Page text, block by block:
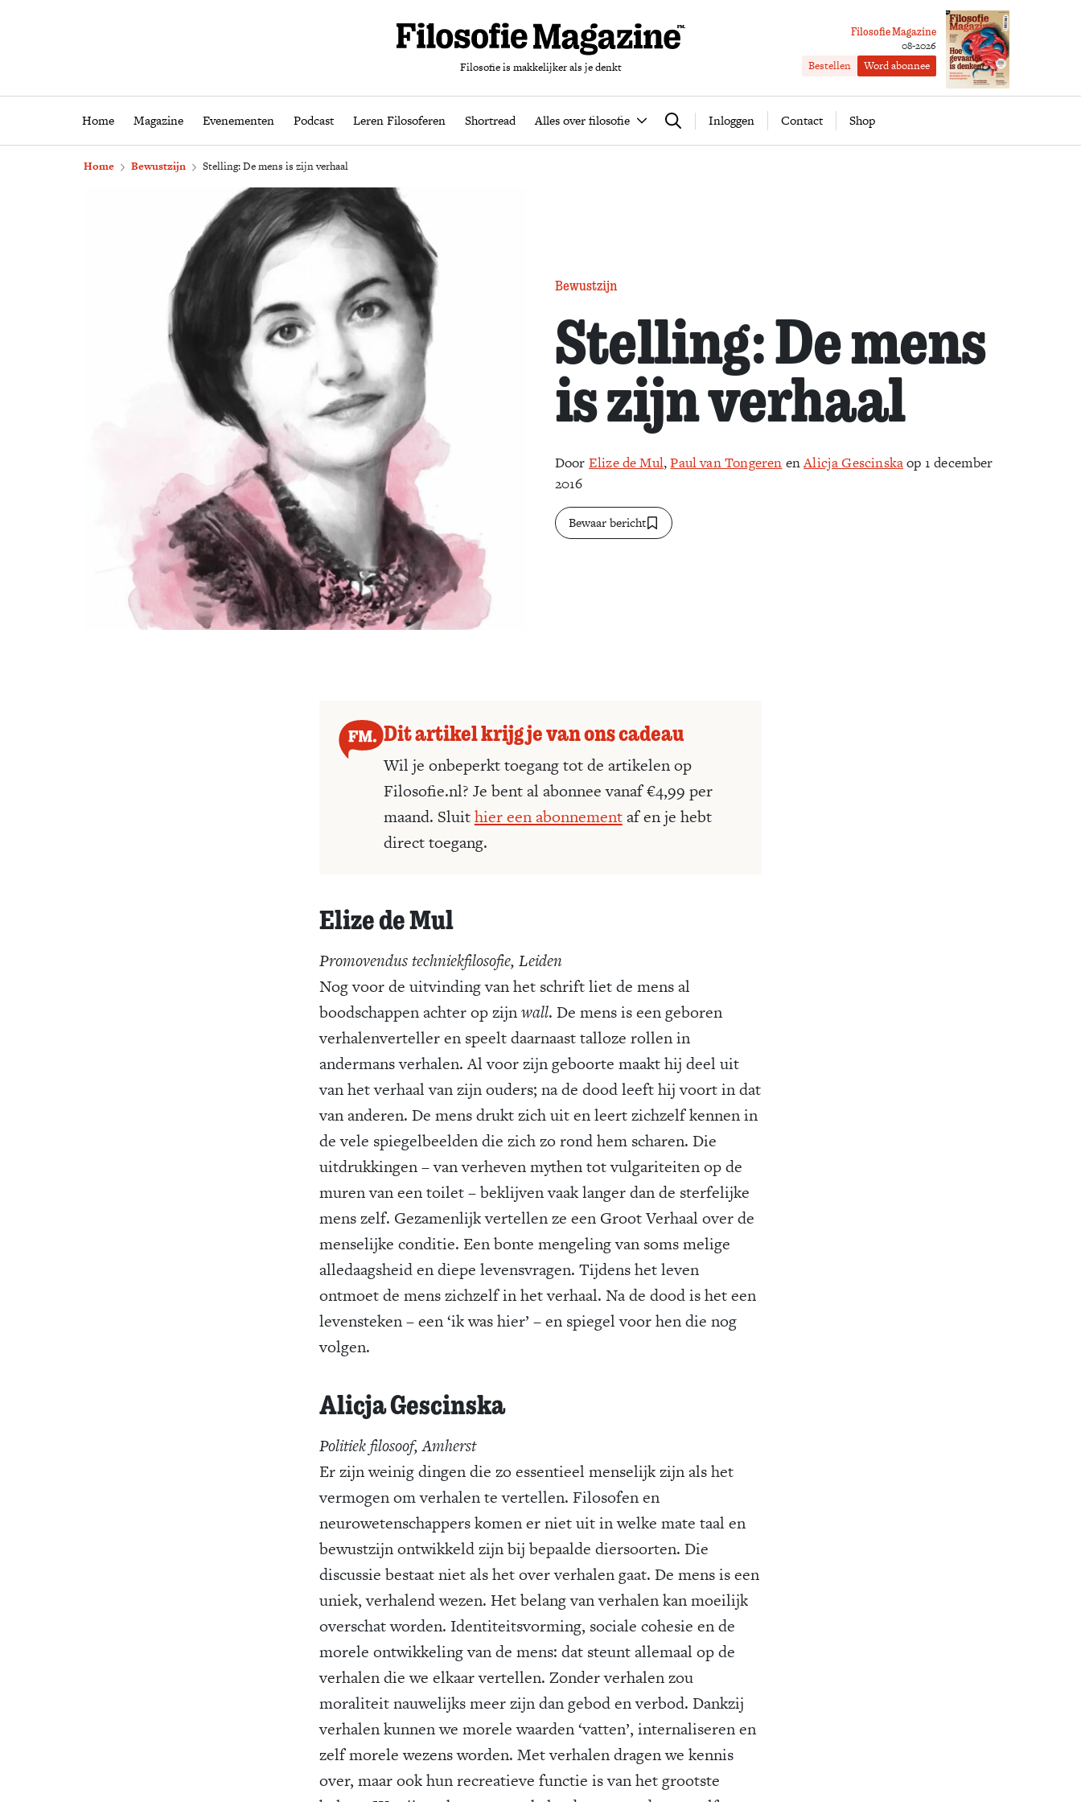
Filosofie is makkelijker als je denkt
Filosofie Magazine
08-2026
Bestellen Word abonnee
Home Magazine Evenementen Podcast Leren Filosoferen Shortread Alles over filosofie Zoeken Inloggen Contact Shop
Home Magazine Evenementen Podcast Leren Filosoferen Shortread Alles over filosofie Word abonnee
Home Bewustzijn Stelling: De mens is zijn verhaal
Bewustzijn
Stelling: De mens
is zijn verhaal
Door Elize de Mul,Paul van Tongeren enAlicja Gescinskaop 1 december
2016
Bewaar bericht
Dit artikel krijg je van ons cadeau
Wil je onbeperkt toegang tot de artikelen op
Filosofie.nl? Je bent al abonnee vanaf €4,99 per
maand. Sluithier een abonnementaf en je hebt
direct toegang.
Elize de Mul
Promovendus techniekfilosofie, Leiden
Nog voor de uitvinding van het schrift liet de mens al
boodschappen achter op zijnwall. De mens is een geboren
verhalenverteller en speelt daarnaast talloze rollen in
andermans verhalen. Al voor zijn geboorte maakt hij deel uit
van het verhaal van zijn ouders; na de dood leeft hij voort in dat
van anderen. De mens drukt zich uit en leert zichzelf kennen in
de vele spiegelbeelden die zich zo rond hem scharen. Die
uitdrukkingen – van verheven mythen tot vulgariteiten op de
muren van een toilet – beklijven vaak langer dan de sterfelijke
mens zelf. Gezamenlijk vertellen ze een Groot Verhaal over de
menselijke conditie. Een bonte mengeling van soms melige
alledaagsheid en diepe levensvragen. Tijdens het leven
ontmoet de mens zichzelf in het verhaal. Na de dood is het een
levensteken – een ‘ik was hier’ – en spiegel voor hen die nog
volgen.
Alicja Gescinska
Politiek filosoof, Amherst
Er zijn weinig dingen die zo essentieel menselijk zijn als het
vermogen om verhalen te vertellen. Filosofen en
neurowetenschappers komen er niet uit in welke mate taal en
bewustzijn ontwikkeld zijn bij bepaalde diersoorten. Die
discussie bestaat niet als het over verhalen gaat. De mens is een
uniek, verhalend wezen. Het belang van verhalen kan moeilijk
overschat worden. Identiteitsvorming, sociale cohesie en de
morele ontwikkeling van de mens: dat steunt allemaal op de
verhalen die we elkaar vertellen. Zonder verhalen zou
moraliteit nauwelijks meer zijn dan gebod en verbod. Dankzij
verhalen kunnen we morele waarden ‘vatten’, internaliseren en
zelf morele wezens worden. Met verhalen dragen we kennis
over, maar ook hun recreatieve functie is van het grootste